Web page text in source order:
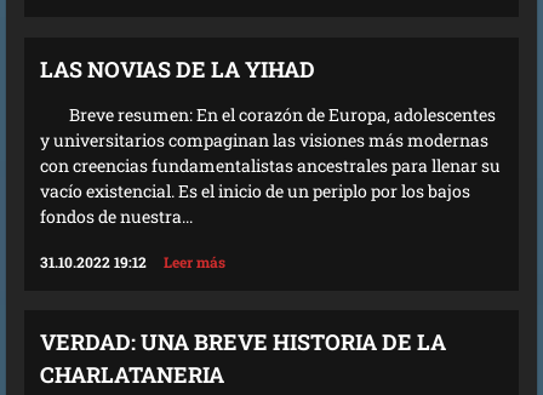
LAS NOVIAS DE LA YIHAD
Breve resumen: En el corazón de Europa, adolescentes
y universitarios compaginan las visiones más modernas
con creencias fundamentalistas ancestrales para llenar su
vacío existencial. Es el inicio de un periplo por los bajos
fondos de nuestra...
31.10.2022 19:12 Leer más
VERDAD: UNA BREVE HISTORIA DE LA
CHARLATANERIA